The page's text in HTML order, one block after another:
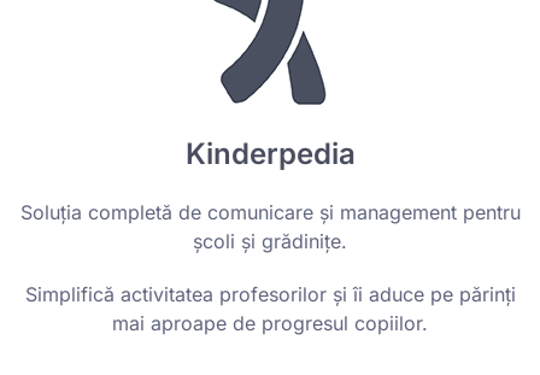
Kinderpedia
Soluția completă de comunicare și management pentru
școli și grădinițe.
Simplifică activitatea profesorilor și îi aduce pe părinți
mai aproape de progresul copiilor.